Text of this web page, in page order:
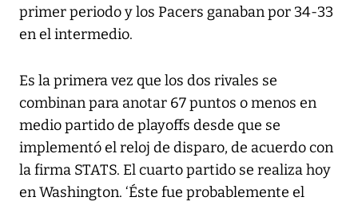
primer periodo y los Pacers ganaban por 34-33
en el intermedio.
Es la primera vez que los dos rivales se
combinan para anotar 67 puntos o menos en
medio partido de playoffs desde que se
implementó el reloj de disparo, de acuerdo con
la firma STATS. El cuarto partido se realiza hoy
en Washington. ‘Éste fue probablemente el